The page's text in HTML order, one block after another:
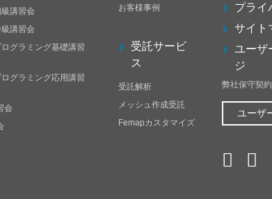
講習会
講習会
グラミング基礎講習
グラミング応用講習
会
お客様事例
受託サービ
ス
受託解析
メッシュ作成受託
Femapカスタマイズ
プライ
サイト
ユーザ
ジ
弊社保守契
ユーザ